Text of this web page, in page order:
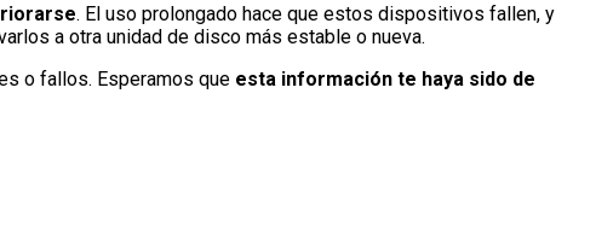
. El uso prolongado hace que estos dispositivos fallen, y
a otra unidad de disco más estable o nueva.
o fallos. Esperamos que esta información te haya sido de